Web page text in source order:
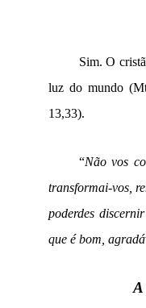
Sim. O
luz do mundo
13,33).
“Não vos
transformai-vos,
poderdes
que é bom,
A